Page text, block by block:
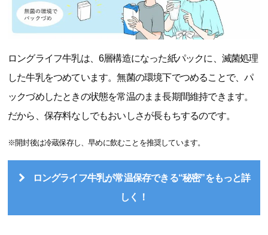
ロングライフ牛乳は、6層構造になった紙パックに、滅菌処理
した牛乳をつめています。無菌の環境下でつめることで、パ
ックづめしたときの状態を常温のまま長期間維持できます。
だから、保存料なしでもおいしさが長もちするのです。
※開封後は冷蔵保存し、早めに飲むことを推奨しています。
ロングライフ牛乳が常温保存できる“秘密”をもっと詳
しく！